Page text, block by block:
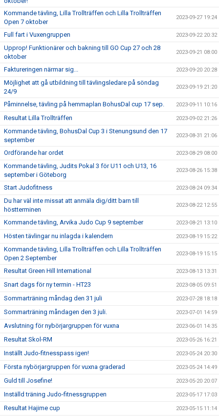
Kommande tävling, Lilla Trollträffen och Lilla Trollträffen
Open 7 oktober
2023-09-27 19:24
Full fart i Vuxengruppen 2023-09-22 20:32
Upprop! Funktionärer och bakning till GO Cup 27 och 28
oktober
2023-09-21 08:00
Faktureringen närmar sig... 2023-09-20 20:28
Möjlighet att gå utbildning till tävlingsledare på söndag
24/9
2023-09-19 21:20
Påminnelse, tävling på hemmaplan BohusDal cup 17 sep. 2023-09-11 10:16
Resultat Lilla Trollträffen 2023-09-02 21:26
Kommande tävling, BohusDal Cup 3 i Stenungsund den 17
september
2023-08-31 21:06
Ordförande har ordet 2023-08-29 08:00
Kommande tävling, Judits Pokal 3 för U11 och U13, 16
september i Göteborg
2023-08-26 15:38
Start Judofitness 2023-08-24 09:34
Du har väl inte missat att anmäla dig/ditt barn till
höstterminen
2023-08-22 12:55
Kommande tävling, Arvika Judo Cup 9 september 2023-08-21 13:10
Hösten tävlingar nu inlagda i kalendern 2023-08-19 15:22
Kommande tävling, Lilla Trollträffen och Lilla Trollträffen
Open 2 September
2023-08-19 15:15
Resultat Green Hill International 2023-08-13 13:31
Snart dags för ny termin - HT23 2023-08-05 09:51
Sommarträning måndag den 31 juli 2023-07-28 18:18
Sommarträning måndagen den 3 juli. 2023-07-01 14:59
Avslutning för nybörjargruppen för vuxna 2023-06-01 14:35
Resultat Skol-RM 2023-05-26 16:21
Inställt Judo-fitnesspass igen! 2023-05-24 20:30
Första nybörjargruppen för vuxna graderad 2023-05-24 14:49
Guld till Josefine! 2023-05-20 20:07
Inställd träning Judo-fitnessgruppen 2023-05-17 17:03
Resultat Hajime cup 2023-05-15 11:14